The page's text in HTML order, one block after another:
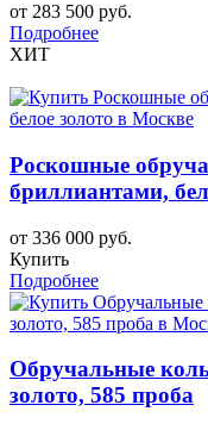
от 283 500 руб.
Подробнее
ХИТ
Роскошные
бриллиантами,
от 336 000 руб.
Купить
Подробнее
Обручальные
золото, 585 проба